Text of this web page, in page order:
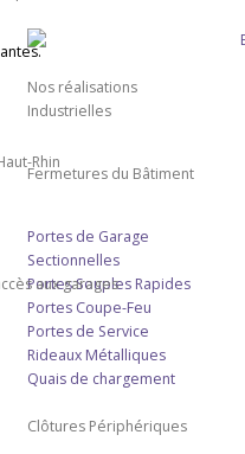
Nos réalisations
Industrielles
Fermetures du Bâtiment
Portes de Garage
Sectionnelles
Portes Souples Rapides
Portes Coupe-Feu
Portes de Service
Rideaux Métalliques
Quais de chargement
Clôtures Périphériques
Rhin
aux garages